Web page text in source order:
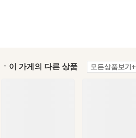
ㆍ이 가게의 다른 상품 모든상품보기+